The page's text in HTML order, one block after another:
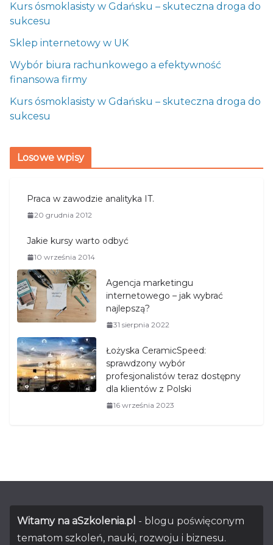
Kurs ósmoklasisty w Gdańsku – skuteczna droga do
sukcesu
Sklep internetowy w UK
Wybór biura rachunkowego a efektywność
finansowa firmy
Kurs ósmoklasisty w Gdańsku – skuteczna droga do
sukcesu
Losowe wpisy
Praca w zawodzie analityka IT.
20 grudnia 2012
Jakie kursy warto odbyć
10 września 2014
Agencja marketingu
internetowego – jak wybrać
najlepszą?
31 sierpnia 2022
Łożyska CeramicSpeed:
sprawdzony wybór
profesjonalistów teraz dostępny
dla klientów z Polski
16 września 2023
Witamy na aSzkolenia.pl - blogu poświęconym
tematom szkoleń, nauki, rozwoju i biznesu.